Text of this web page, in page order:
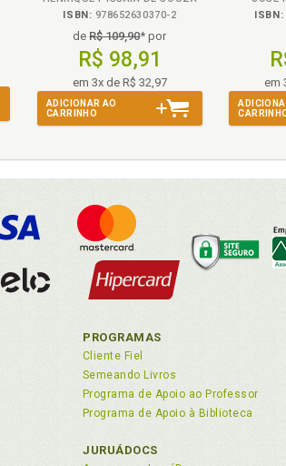
ISBN: 978652630370-2
deR$ 109,90* por
R$ 98,91
em 3x de R$ 32,97
ADICIONAR AO
CARRINHO
ISBN:
em
PROGRAMAS
Cliente Fiel
Semeando Livros
Programa de Apoio ao Professor
Programa de Apoio à Biblioteca
JURUÁDOCS